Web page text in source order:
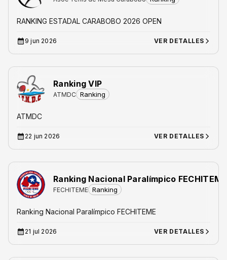
RANKING ESTADAL CARABOBO 2026 OPEN
9 jun 2026 VER DETALLES
Ranking VIP
ATMDC Ranking
ATMDC
22 jun 2026 VER DETALLES
Ranking Nacional Paralímpico FECHITEME
FECHITEME Ranking
Ranking Nacional Paralímpico FECHITEME
21 jul 2026 VER DETALLES